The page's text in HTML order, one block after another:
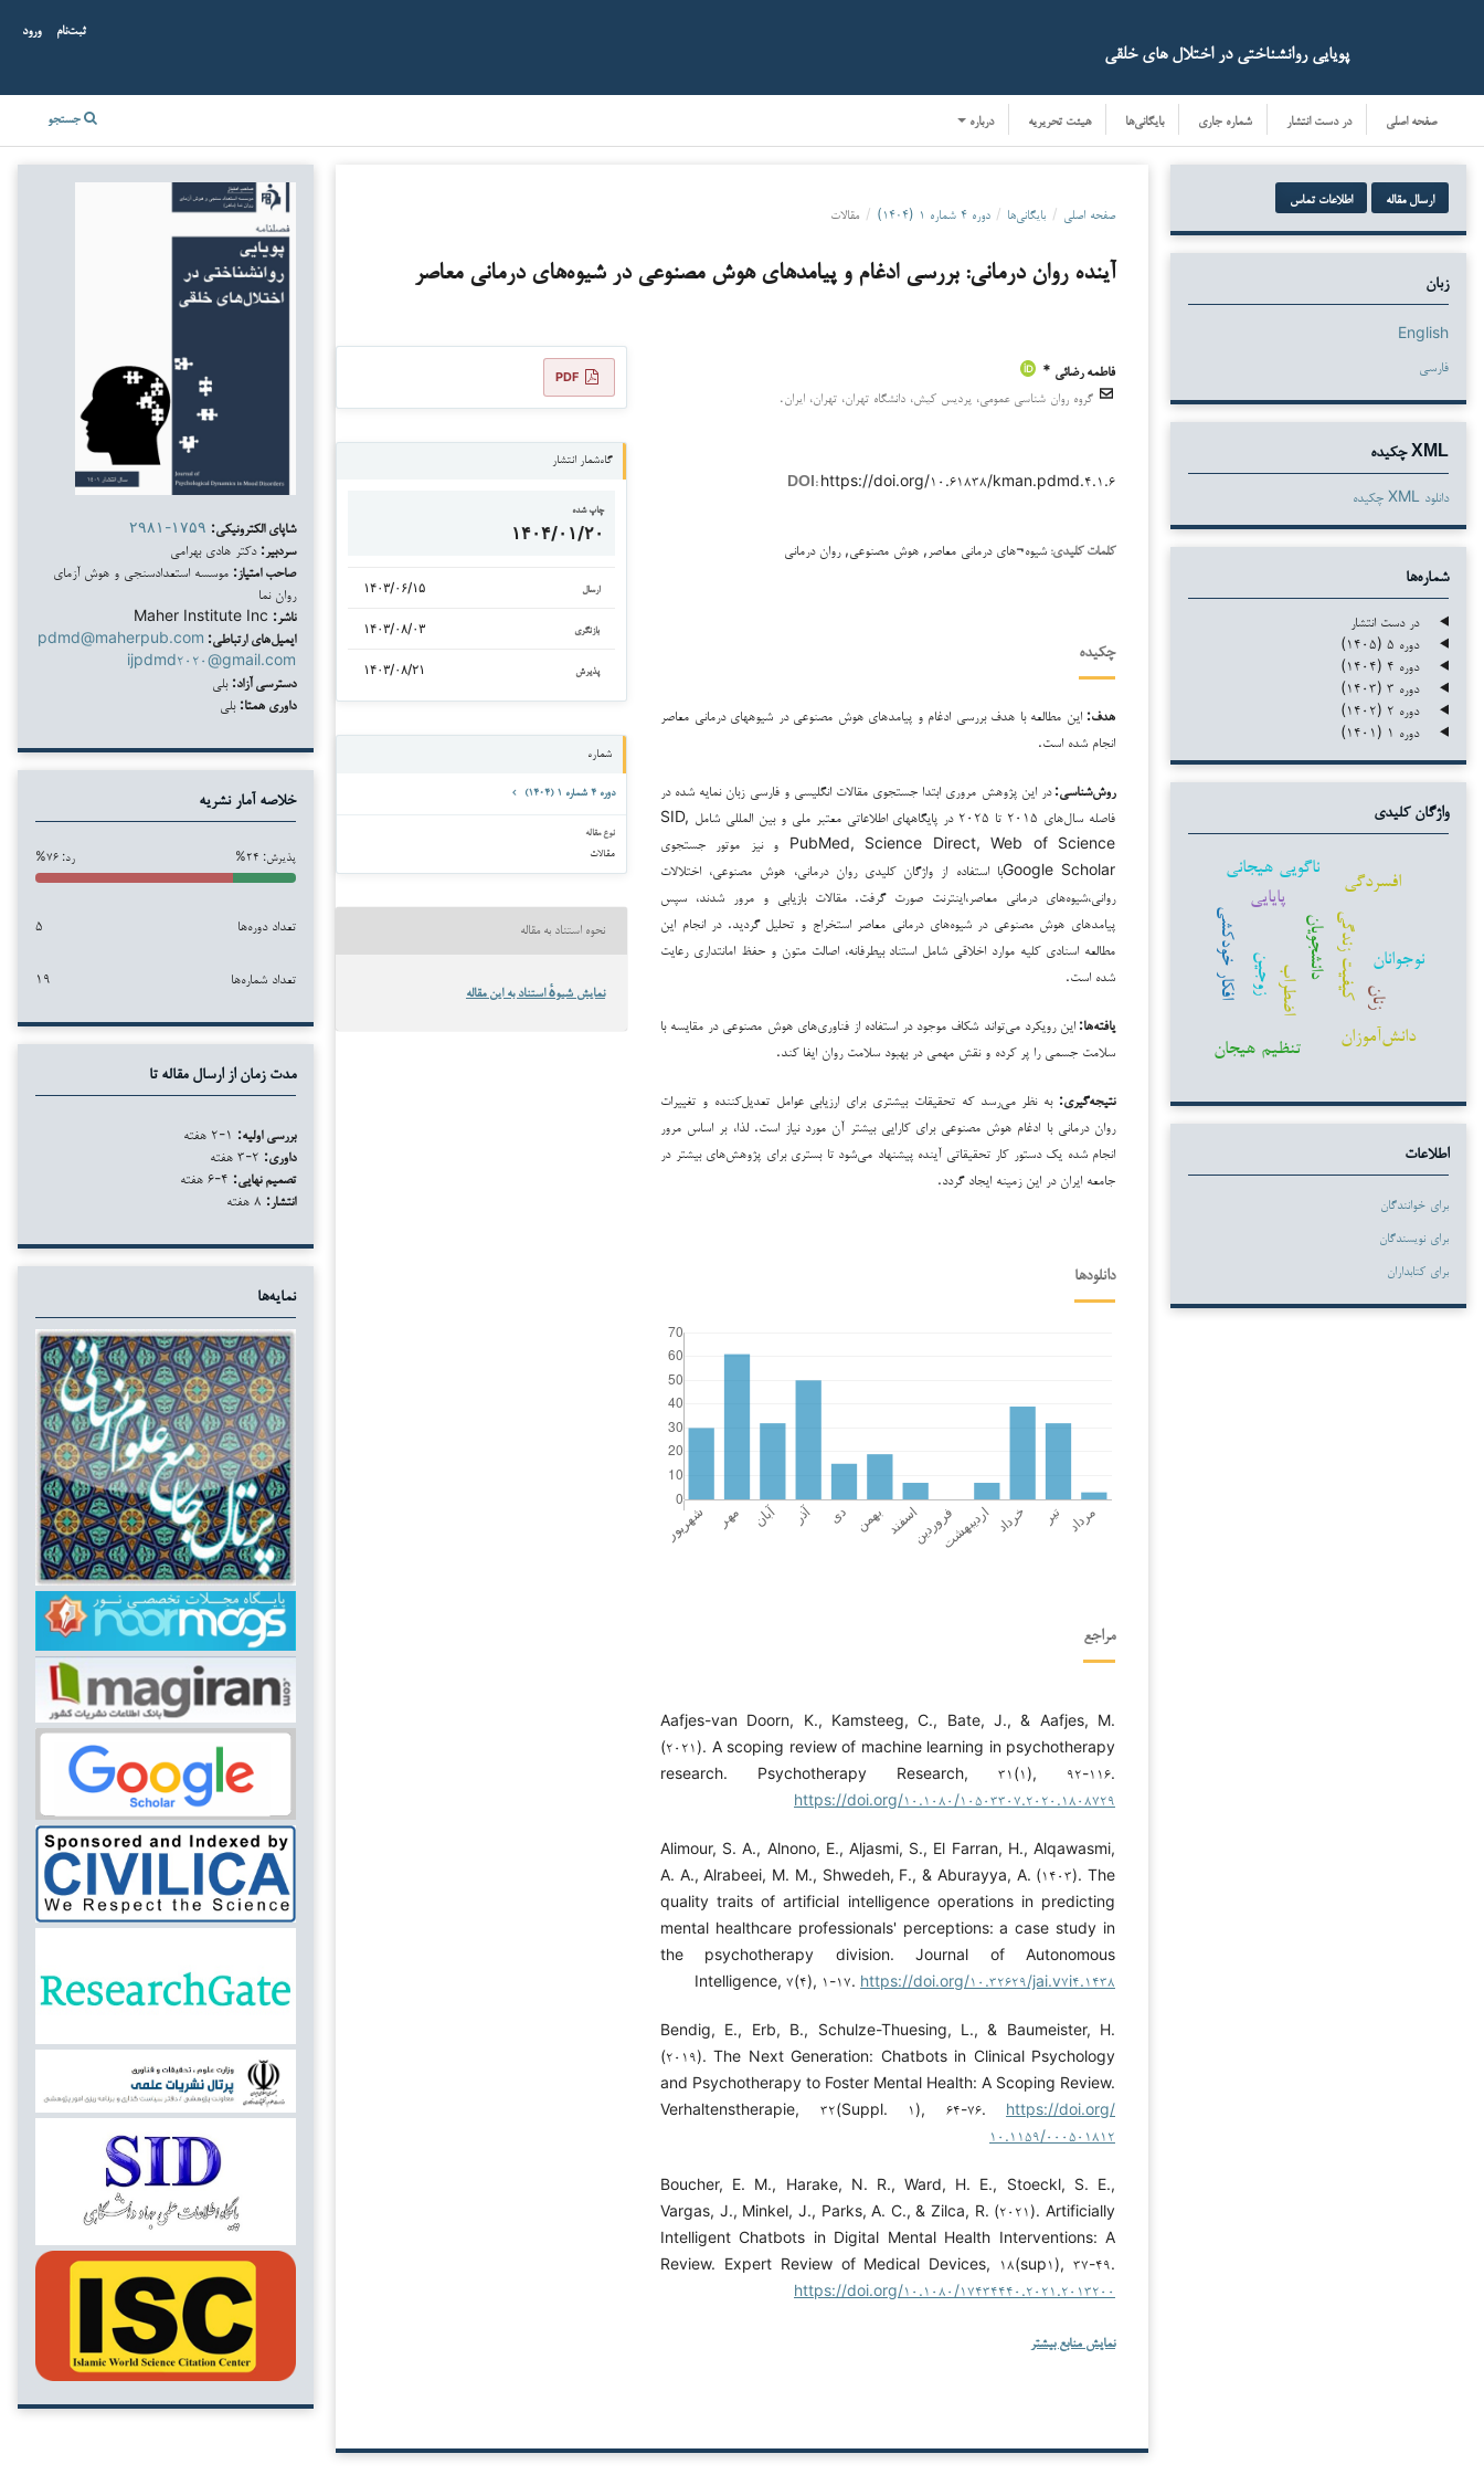
پویایی روانشناختی در اختلال های خلقی
صفحه اصلی در دست انتشار شماره جاری بایگانی‌ها هیئت تحریریه درباره جستجو
ثبت‌نام ورود
ارسال مقاله اطلاعات تماس
زبان
English
فارسی
XML چکیده
دانلود XML چکیده
شماره‌ها
در دست انتشار
دوره ۵ (۱۴۰۵)
دوره ۴ (۱۴۰۴)
دوره ۳ (۱۴۰۳)
دوره ۲ (۱۴۰۲)
دوره ۱ (۱۴۰۱)
واژگان کلیدی
اضطراب
دانشجویانکیفیت زندگی نوجوانان
افسردگی
دانش‌آموزان
زنان
تنظیم هیجان
ناگویی هیجانی
زوجین افکار خودکشی
پایایی
اطلاعات
برای خوانندگان
برای نویسندگان
برای کتابداران
صفحه اصلی / بایگانی‌ها / دوره ۴ شماره ۱ (۱۴۰۴) / مقالات
آینده روان درمانی: بررسی ادغام و پیامدهای هوش مصنوعی در شیوه‌های درمانی معاصر
فاطمه رضائی *
گروه روان شناسی عمومی، پردیس کیش، دانشگاه تهران، تهران، ایران.
DOI: https://doi.org/۱۰.۶۱۸۳۸/kman.pdmd.۴.۱.۶
کلمات کلیدی: شیوه¬های درمانی معاصر, هوش مصنوعی, روان درمانی
چکیده
هدف: این مطالعه با هدف بررسی ادغام و پیامدهای هوش مصنوعی در شیوه­های درمانی معاصر
انجام شده است.
روش‌شناسی:در این پژوهش مروری ابتدا جستجوی مقالات انگلیسی و فارسی زبان نمایه شده در
فاصله سال‌های ۲۰۱۵ تا ۲۰۲۵ در پایگاه­های اطلاعاتی معتبر ملی و بین المللی شامل SID,
PubMed, Science Direct, Web of Science و نیز موتور جستجوی
Google Scholarبا استفاده از واژگان کلیدی روان درمانی، هوش مصنوعی، اختلالات
روانی،شیوه‌های درمانی معاصر،اینترنت صورت گرفت. مقالات بازیابی و مرور شدند، سپس
پیامدهای هوش مصنوعی در شیوه‌های درمانی معاصر استخراج و تحلیل گردید. در انجام این
مطالعه اسنادی کلیه موارد اخلاقی شامل استناد بی­طرفانه، اصالت متون و حفظ امانتداری رعایت
شده است.
یافته‌ها:این رویکرد می‌تواند شکاف موجود در استفاده از فناوری‌های هوش مصنوعی در مقایسه با
سلامت جسمی را پر کرده و نقش مهمی در بهبود سلامت روان ایفا کند.
نتیجه‌گیری: به نظر می‌رسد که تحقیقات بیشتری برای ارزیابی عوامل تعدیل‌کننده و تغییرات
روان درمانی با ادغام هوش مصنوعی برای کارایی بیشتر آن مورد نیاز است. لذا، بر اساس مرور
انجام شده یک دستور کار تحقیقاتی آینده پیشنهاد می‌شود تا بستری برای پژوهش‌های بیشتر در
جامعه ایران در این زمینه ایجاد گردد.
دانلودها
مراجع
Aafjes-van Doorn, K., Kamsteeg, C., Bate, J., & Aafjes, M.
(۲۰۲۱). A scoping review of machine learning in psychotherapy
research. Psychotherapy Research, ۳۱(۱), ۹۲-۱۱۶.
https://doi.org/۱۰.۱۰۸۰/۱۰۵۰۳۳۰۷.۲۰۲۰.۱۸۰۸۷۲۹
Alimour, S. A., Alnono, E., Aljasmi, S., El Farran, H., Alqawasmi,
A. A., Alrabeei, M. M., Shwedeh, F., & Aburayya, A. (۱۴۰۳). The
quality traits of artificial intelligence operations in predicting
mental healthcare professionals' perceptions: a case study in
the psychotherapy division. Journal of Autonomous
Intelligence, ۷(۴), ۱-۱۷. https://doi.org/۱۰.۳۲۶۲۹/jai.v۷i۴.۱۴۳۸
Bendig, E., Erb, B., Schulze-Thuesing, L., & Baumeister, H.
(۲۰۱۹). The Next Generation: Chatbots in Clinical Psychology
and Psychotherapy to Foster Mental Health: A Scoping Review.
Verhaltenstherapie, ۳۲(Suppl. ۱), ۶۴-۷۶. https://doi.org/
۱۰.۱۱۵۹/۰۰۰۵۰۱۸۱۲
Boucher, E. M., Harake, N. R., Ward, H. E., Stoeckl, S. E.,
Vargas, J., Minkel, J., Parks, A. C., & Zilca, R. (۲۰۲۱). Artificially
Intelligent Chatbots in Digital Mental Health Interventions: A
Review. Expert Review of Medical Devices, ۱۸(sup۱), ۳۷-۴۹.
https://doi.org/۱۰.۱۰۸۰/۱۷۴۳۴۴۴۰.۲۰۲۱.۲۰۱۳۲۰۰
نمایش منابع بیشتر
دانلودها PDF
گاه‌شمار انتشار
چاپ شده
۱۴۰۴/۰۱/۲۰
ارسال ۱۴۰۳/۰۶/۱۵
بازنگری ۱۴۰۳/۰۸/۰۳
پذیرش ۱۴۰۳/۰۸/۲۱
شماره
دوره ۴ شماره ۱ (۱۴۰۴)
نوع مقاله
مقالات
نحوه استناد به مقاله
نمایش شیوهٔ استناد به این مقاله
شاپای الکترونیکی: ۲۹۸۱-۱۷۵۹
سردبیر: دکتر هادی بهرامی
صاحب امتیاز: موسسه استعدادسنجی و هوش آزمای
روان نما
ناشر:
ایمیل‌های ارتباطی: pdmd@maherpub.com
ijpdmd۲۰۲۰@gmail.com
دسترسی آزاد: بلی
داوری همتا: بلی
خلاصه آمار نشریه
پذیرش: ۲۴% رد: ۷۶%
تعداد دوره‌ها ۵
تعداد شماره‌ها ۱۹
مدت زمان از ارسال مقاله تا
بررسی اولیه:
داوری:
تصمیم نهایی:
انتشار:
نمایه‌ها